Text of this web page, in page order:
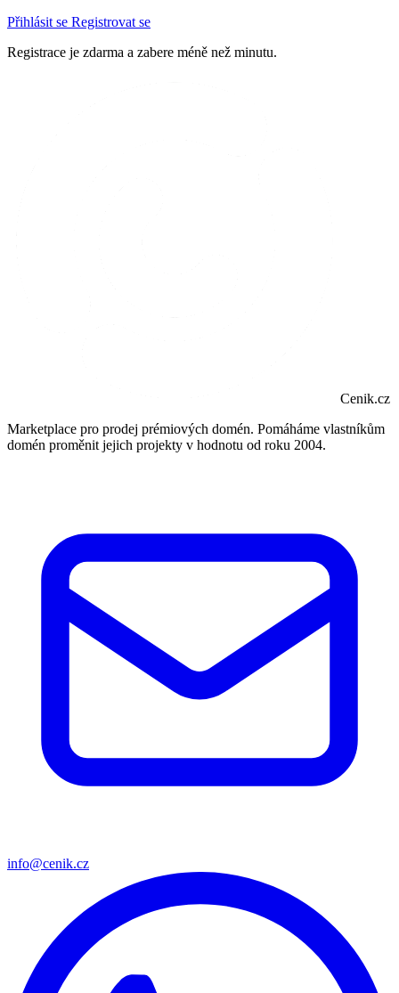
Přihlásit se Registrovat se
Registrace je zdarma a zabere méně než minutu.
Cenik.cz
Marketplace pro prodej prémiových domén. Pomáháme vlastníkům
domén proměnit jejich projekty v hodnotu od roku 2004.
info@cenik.cz